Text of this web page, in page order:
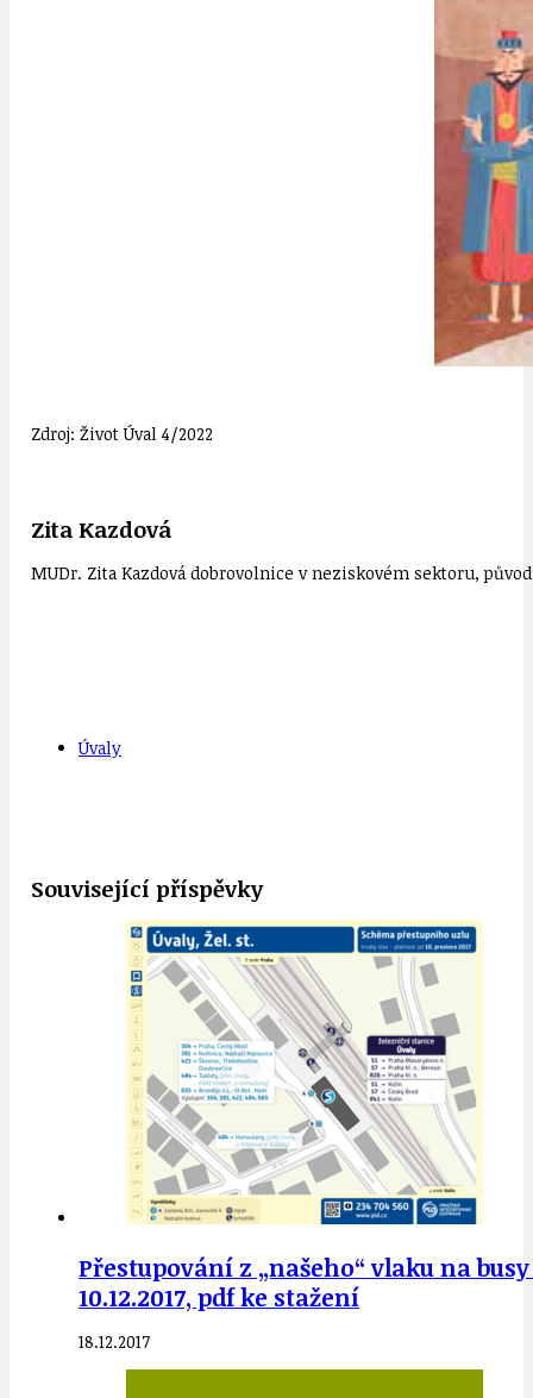
Zdroj: Život Úval 4/2022
Zita Kazdová
MUDr. Zita Kazdová dobrovolnice v neziskovém sektoru,
Úvaly
Související příspěvky
Přestupování z „našeho“ vlaku na
10.12.2017, pdf ke stažení
18.12.2017